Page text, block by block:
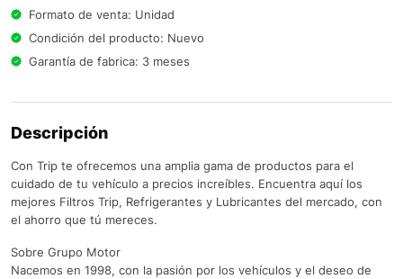
Formato de venta: Unidad
Condición del producto: Nuevo
Garantía de fabrica: 3 meses
Descripción
Con Trip te ofrecemos una amplia gama de productos para el
cuidado de tu vehículo a precios increíbles. Encuentra aquí los
mejores Filtros Trip, Refrigerantes y Lubricantes del mercado, con
el ahorro que tú mereces.
Sobre Grupo Motor
Nacemos en 1998, con la pasión por los vehículos y el deseo de